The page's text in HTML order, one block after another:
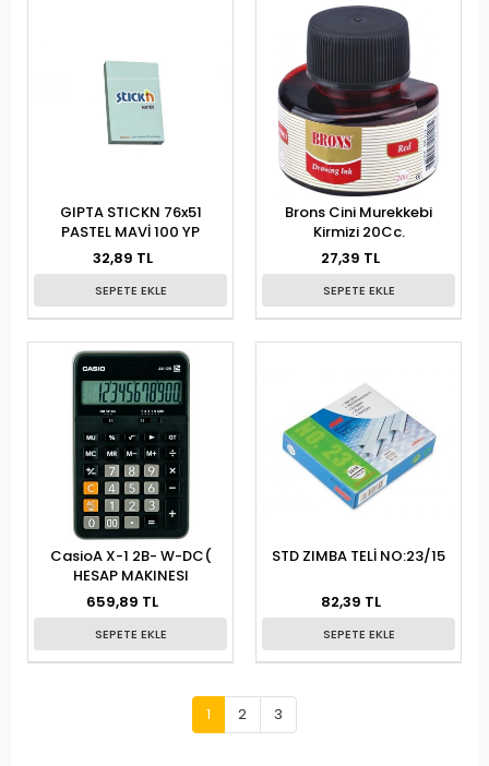
GIPTA STICKN 76x51
PASTEL MAVİ 100 YP
32,89 TL
SEPETE EKLE
Brons Cini Murekkebi
Kirmizi 20Cc.
27,39 TL
SEPETE EKLE
CasioA X-1 2B- W-DC(
HESAP MAKINESI
659,89 TL
SEPETE EKLE
STD ZIMBA TELİ NO:23/15
82,39 TL
SEPETE EKLE
1 2 3